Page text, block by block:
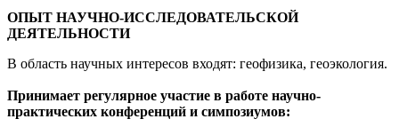
ОПЫТ НАУЧНО-ИССЛЕДОВАТЕЛЬСКОЙ
ДЕЯТЕЛЬНОСТИ
В область научных интересов входят: геофизика, геоэкология.
Принимает регулярное участие в работе научно-
практических конференций и симпозиумов: